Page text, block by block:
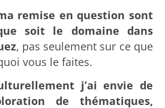
remise en question sont
soit le domaine dans
, pas seulement sur ce que
vous le faites.
j’ai envie de
de thématiques,